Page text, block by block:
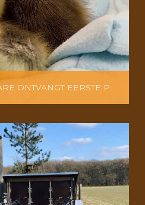
WILDOPVANG AVOLARE ONTVANGT EERSTE PATIËNTEN